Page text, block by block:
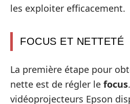
les exploiter efficacement.
FOCUS ET NETTETÉ
La première étape pour
nette est de régler le focus
vidéoprojecteurs Epson